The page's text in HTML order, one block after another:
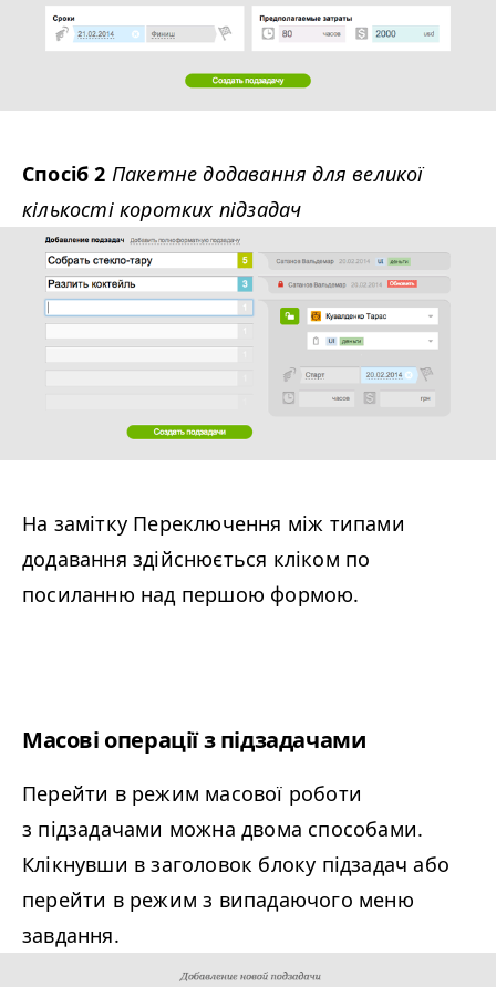
Спосіб 2 Пакетне додавання для великої
кількості коротких підзадач
На замітку Переключення між типами
додавання здійснюється кліком по
посиланню над першою формою.
Масові операції з підзадачами
Перейти в режим масової роботи
з підзадачами можна двома способами.
Клікнувши в заголовок блоку підзадач або
перейти в режим з випадаючого меню
завдання.